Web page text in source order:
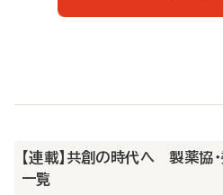
【連載】共創の時代へ 製薬協
一覧